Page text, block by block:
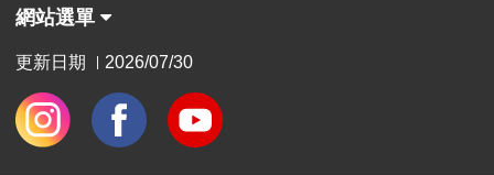
網站選單
更新日期 2026/07/30